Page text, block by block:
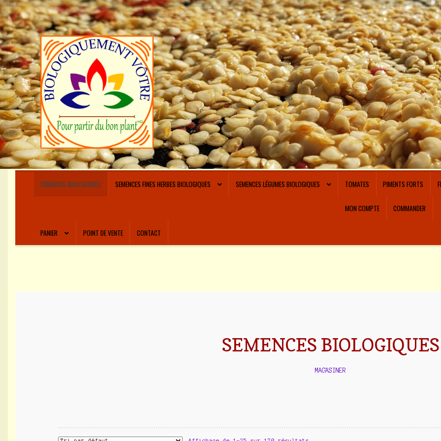
Aller
à
la
navigation
Aller
au
contenu
SEMENCES BIOLOGIQUES SEMENCES FINES HERBES BIOLOGIQUES SEMENCES LÉGUMES BIOLOGIQUES TOMATES PIMENTS FORTS
MON COMPTE COMMANDER
PANIER POINT DE VENTE CONTACT
SEMENCES BIOLOGIQUES
MAGASINER